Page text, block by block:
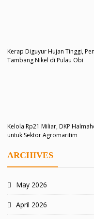
Kerap Diguyur Hujan Tinggi,
Tambang Nikel di Pulau Obi
Kelola Rp21 Miliar, DKP
untuk Sektor Agromaritim
ARCHIVES
May 2026
April 2026